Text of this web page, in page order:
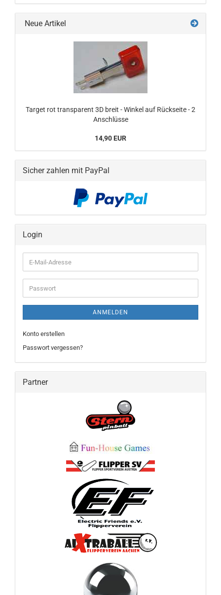
Neue Artikel
Target rot transparent 3D breit - Winkel auf Rückseite - 2
Anschlüsse
14,90 EUR
Sicher zahlen mit PayPal
Login
E-
Mail-
Adresse
Passwort
ANMELDEN
Konto erstellen
Passwort vergessen?
Partner